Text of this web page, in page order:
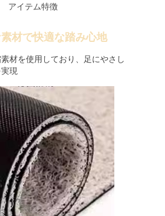
アイテム特徴
材で快適な踏み心地
材を使用しており、足にやさし
現